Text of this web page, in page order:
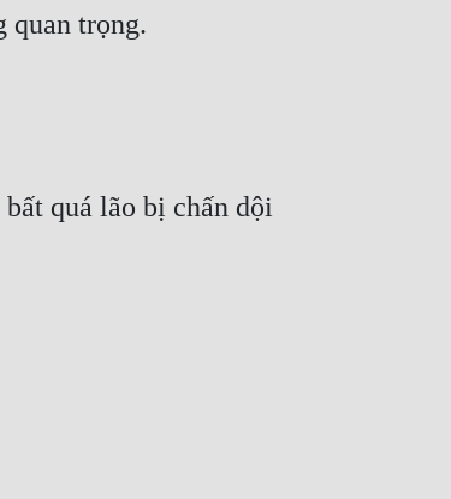
quan trọng.
quá lão bị chấn dội